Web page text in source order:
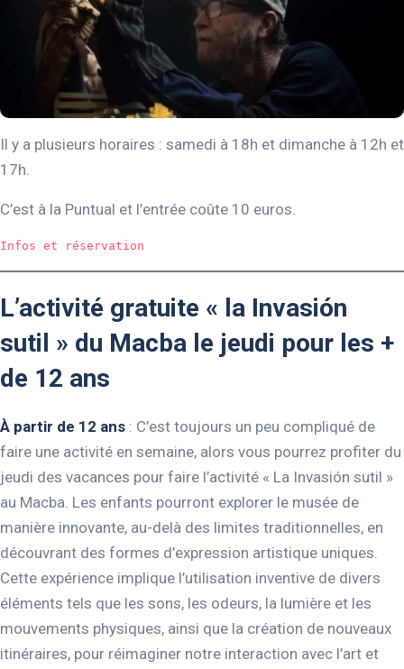
Il y a plusieurs horaires : samedi à 18h et dimanche à 12h et
17h.
C’est à la Puntual et l’entrée coûte 10 euros.
Infos et réservation
L’activité gratuite « la Invasión
sutil » du Macba le jeudi pour les +
de 12 ans
À partir de 12 ans : C’est toujours un peu compliqué de
faire une activité en semaine, alors vous pourrez profiter du
jeudi des vacances pour faire l’activité « La Invasión sutil »
au Macba. Les enfants pourront explorer le musée de
manière innovante, au-delà des limites traditionnelles, en
découvrant des formes d’expression artistique uniques.
Cette expérience implique l’utilisation inventive de divers
éléments tels que les sons, les odeurs, la lumière et les
mouvements physiques, ainsi que la création de nouveaux
itinéraires, pour réimaginer notre interaction avec l’art et